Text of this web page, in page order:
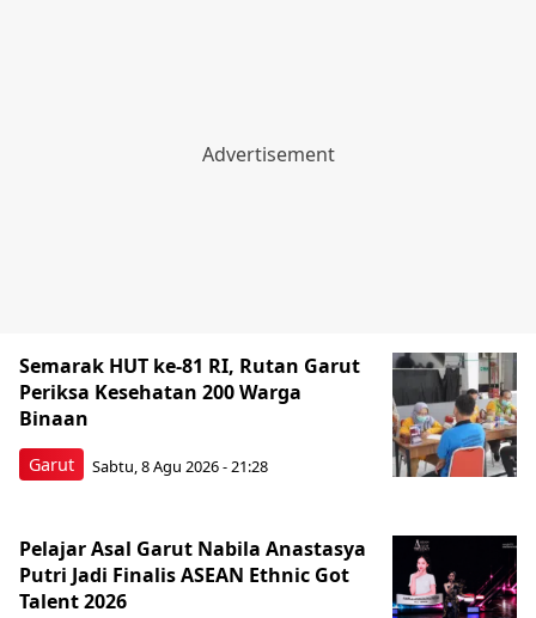
Garut
Semarak HUT ke-81 RI, Rutan Garut
Periksa Kesehatan 200 Warga
Binaan
Sabtu, 8 Agu 2026 - 21:28
Pelajar Asal Garut Nabila Anastasya
Putri Jadi Finalis ASEAN Ethnic Got
Talent 2026